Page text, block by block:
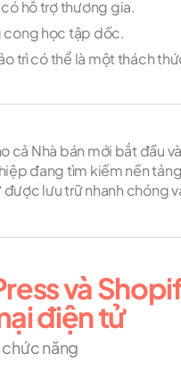
hỗ trợ thương gia.
học tập dốc.
trì có thể là một thách
cả Nhà bán mới bắt đầu
đang tìm kiếm nền
được lưu trữ nhanh chóng
và
điện tử
chức năng